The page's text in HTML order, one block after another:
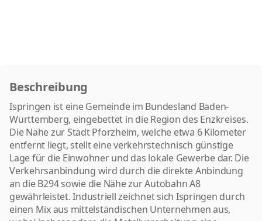
Beschreibung
Ispringen ist eine Gemeinde im Bundesland Baden-
Württemberg, eingebettet in die Region des Enzkreises.
Die Nähe zur Stadt Pforzheim, welche etwa 6 Kilometer
entfernt liegt, stellt eine verkehrstechnisch günstige
Lage für die Einwohner und das lokale Gewerbe dar. Die
Verkehrsanbindung wird durch die direkte Anbindung
an die B294 sowie die Nähe zur Autobahn A8
gewährleistet. Industriell zeichnet sich Ispringen durch
einen Mix aus mittelständischen Unternehmen aus,